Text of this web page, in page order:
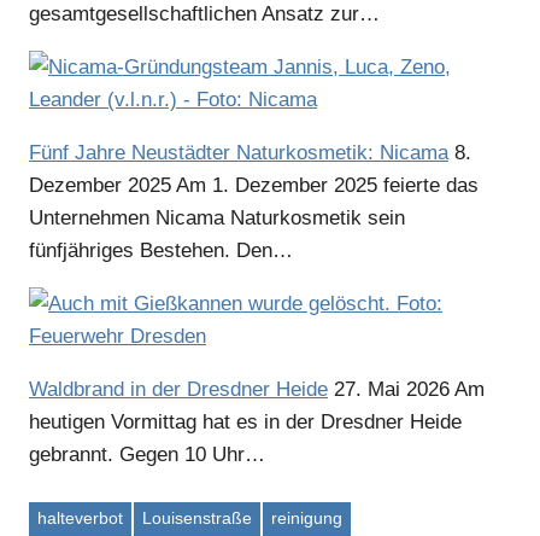
gesamtgesellschaftlichen Ansatz zur…
Fünf Jahre Neustädter Naturkosmetik: Nicama8.
Dezember 2025 Am 1. Dezember 2025 feierte das
Unternehmen Nicama Naturkosmetik sein
fünfjähriges Bestehen. Den…
Waldbrand in der Dresdner Heide 27. Mai 2026 Am
heutigen Vormittag hat es in der Dresdner Heide
gebrannt. Gegen 10 Uhr…
halteverbot Louisenstraße reinigung